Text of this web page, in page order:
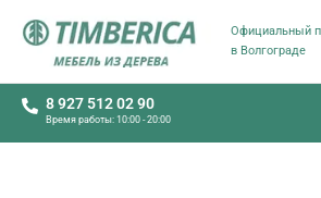
Официальный
в Волгограде
8 927 512 02 90
Время работы: 10:00 - 20:00